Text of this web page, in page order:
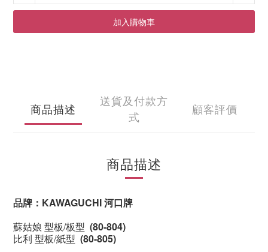
加入購物車
商品描述
送貨及付款方
式
顧客評價
商品描述
品牌：KAWAGUCHI 河口牌
蘇姑娘 型板/板型 (80-804)
比利 型板/紙型 (80-805)